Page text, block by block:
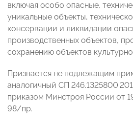
включая особо опасные,
уникальные объекты,
консервации и ликвидации
производственных объектов,
сохранению объектов
Признается не подлежащим
аналогичный СП
приказом Минстроя России от
98/пр.